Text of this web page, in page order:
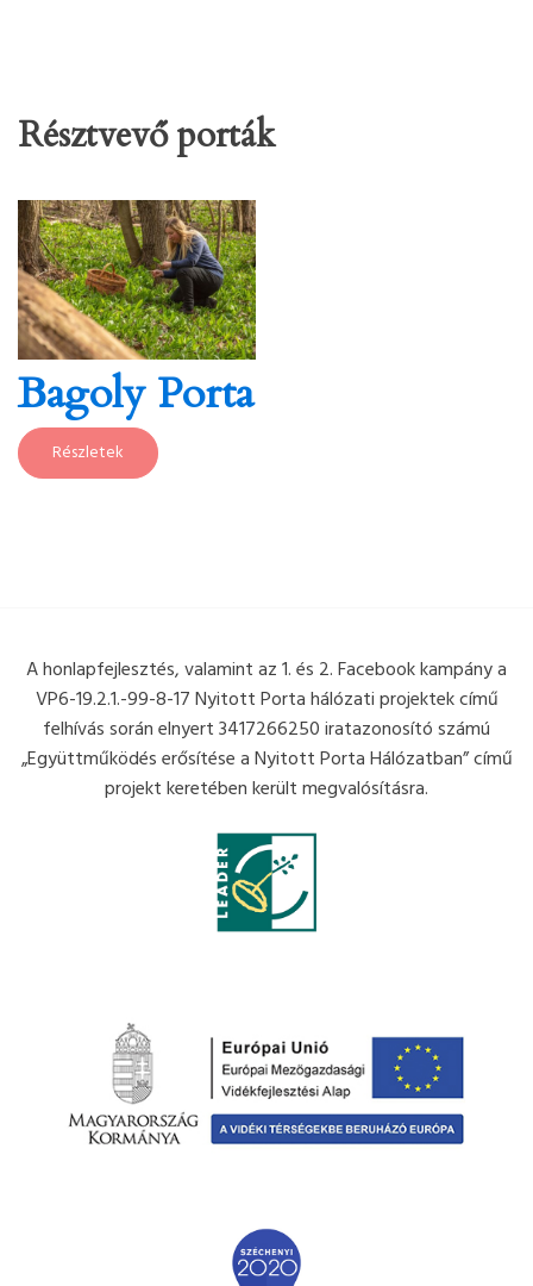
Résztvevő porták
Bagoly Porta
Részletek
A honlapfejlesztés, valamint az 1. és 2. Facebook kampány a
VP6-19.2.1.-99-8-17 Nyitott Porta hálózati projektek című
felhívás során elnyert 3417266250 iratazonosító számú
„Együttműködés erősítése a Nyitott Porta Hálózatban” című
projekt keretében került megvalósításra.